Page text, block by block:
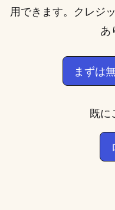
用できます。クレジ
あ
まずは
既に